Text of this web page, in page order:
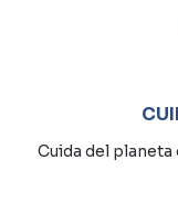
Cuida del